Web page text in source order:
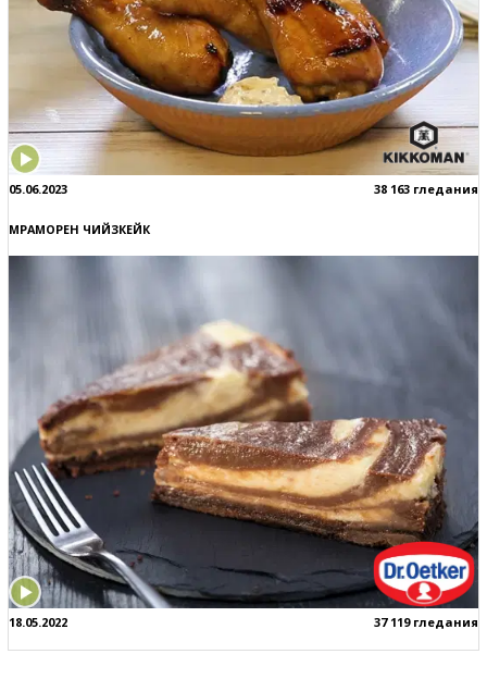
05.06.2023 38 163 гледания
МРАМОРЕН ЧИЙЗКЕЙК
18.05.2022 37 119 гледания